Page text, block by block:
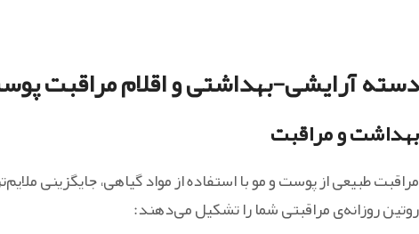
دسته آرایشی-بهداشتی و اقلام مراقبت
بهداشت و مراقبت
مراقبت طبیعی از پوست و مو با استفاده از مواد گیاهی، جایگزینی
روتین روزانه‌ی مراقبتی شما را تشکیل می‌دهند: